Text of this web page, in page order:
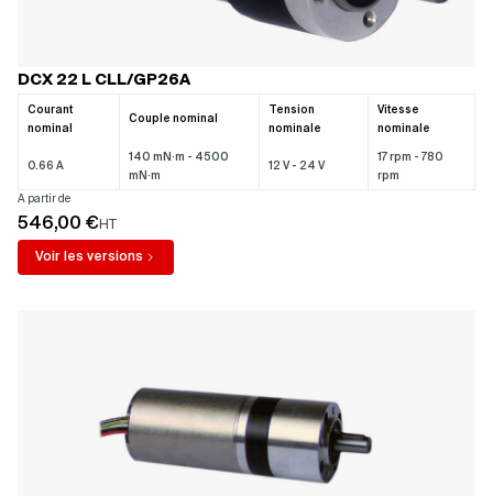
DCX 22 L CLL/GP26A
Courant
nominal
Couple nominal
Tension
nominale
Vitesse
nominale
0.66 A
140 mN·m - 4500
mN·m
12 V - 24 V
17 rpm - 780
rpm
A partir de
546,00 €HT
Voir les versions